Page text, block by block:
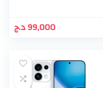
99,000د.ج